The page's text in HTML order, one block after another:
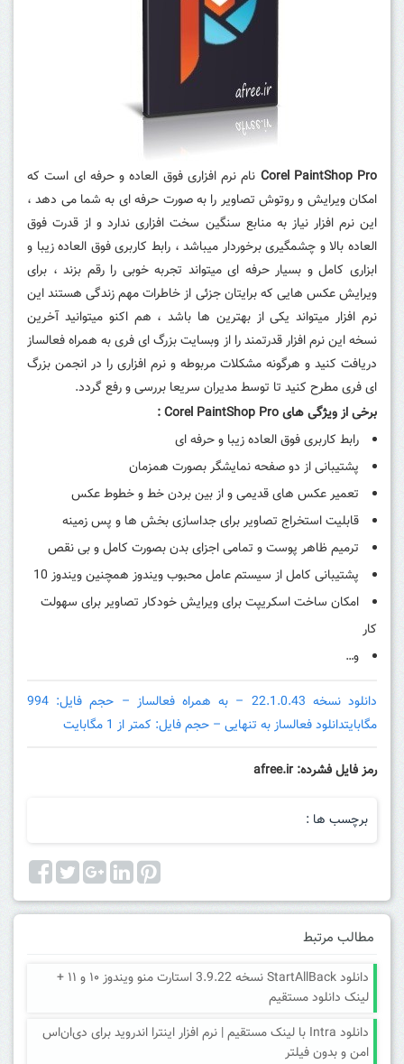
Corel PaintShop Pro نام نرم افزاری فوق العاده و حرفه ای است که
امکان ویرایش و روتوش تصاویر را به صورت حرفه ای به شما می دهد ،
این نرم افزار نیاز به منابع سنگین سخت افزاری ندارد و از قدرت فوق
العاده بالا و چشمگیری برخوردار میباشد ، رابط کاربری فوق العاده زیبا و
ابزاری کامل و بسیار حرفه ای میتواند تجربه خوبی را رقم بزند ، برای
ویرایش عکس هایی که برایتان جزئی از خاطرات مهم زندگی هستند این
نرم افزار میتواند یکی از بهترین ها باشد ، هم اکنو میتوانید آخرین
نسخه این نرم افزار قدرتمند را از وبسایت بزرگ ای فری به همراه فعالساز
دریافت کنید و هرگونه مشکلات مربوطه و نرم افزاری را در انجمن بزرگ
ای فری مطرح کنید تا توسط مدیران سریعا بررسی و رفع گردد.
برخی از ویژگی هایCorel PaintShop Pro
:
رابط کاربری فوق العاده زیبا و حرفه ای
پشتیبانی از دو صفحه نمایشگر بصورت همزمان
تعمیر عکس های قدیمی و از بین بردن خط و خطوط عکس
قابلیت استخراج تصاویر برای جداسازی بخش ها و پس زمینه
ترمیم ظاهر پوست و تمامی اجزای بدن بصورت کامل و بی نقص
پشتیبانی کامل از سیستم عامل محبوب ویندوز همچنین ویندوز 10
امکان ساخت اسکریپت برای ویرایش خودکار تصاویر برای سهولت
کار
و…
دانلود نسخه 22.1.0.43 – به همراه فعالساز – حجم فایل: 994
مگابایتدانلود فعالساز به تنهایی – حجم فایل: کمتر از 1 مگابایت
رمز فایل فشرده: afree.ir
برچسب ها :
مطالب مرتبط
دانلود StartAllBack نسخه 3.9.22 استارت منو ویندوز ۱۰ و ۱۱ +
لینک دانلود مستقیم
دانلود Intra با لینک مستقیم | نرم افزار اینترا اندروید برای دی‌ان‌اس
امن و بدون فیلتر